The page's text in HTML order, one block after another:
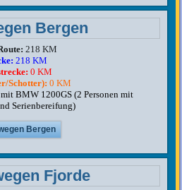
Bergen
218 KM
218 KM
0 KM
Schotter): 0 KM
BMW 1200GS (2 Personen mit
Serienbereifung)
Bergen
Fjorde